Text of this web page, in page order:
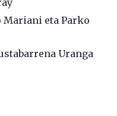
eta Parko
Uranga